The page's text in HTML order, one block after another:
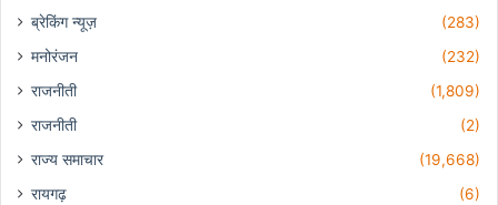
ब्रेकिंग न्यूज़
(283)
मनोरंजन
(232)
राजनीती
(1,809)
राजनीती
(2)
राज्य समाचार
(19,668)
रायगढ़
(6)